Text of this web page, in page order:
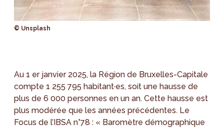
© Unsplash
Au 1 er janvier 2025, la Région de Bruxelles-Capitale
compte 1 255 795 habitant·es, soit une hausse de
plus de 6 000 personnes en un an. Cette hausse est
plus modérée que les années précédentes. Le
Focus de l’IBSA n°78 : « Baromètre démographique